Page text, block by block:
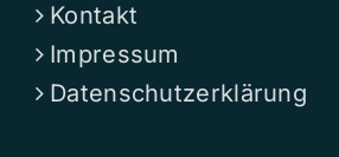
Kontakt
Impressum
Datenschutzerklärung